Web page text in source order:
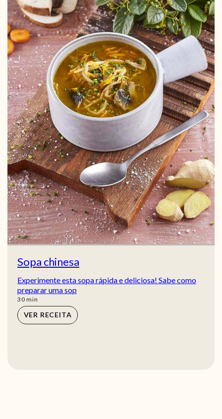
Sopa chinesa
Experimente esta sopa rápida e deliciosa! Sabe como
preparar uma sop
30min
min
VER RECEITA